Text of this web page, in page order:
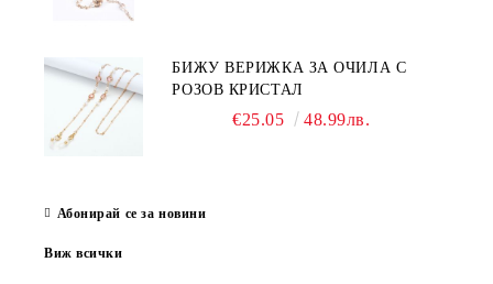
БИЖУ ВЕРИЖКА ЗА ОЧИЛА С
РОЗОВ КРИСТАЛ
€25.05 48.99лв.
Абонирай се за новини
Виж всички